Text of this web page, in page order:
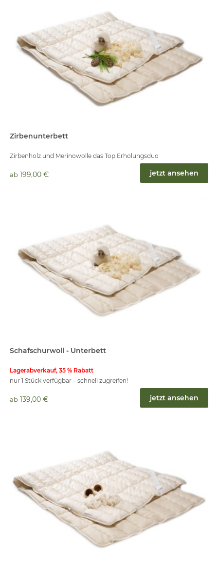
Zirbenunterbett
Zirbenholz und Merinowolle das Top Erholungsduo
ab 199,00 € jetzt ansehen
Schafschurwoll - Unterbett
Lagerabverkauf, 35 % Rabatt
nur 1 Stück verfügbar – schnell zugreifen!
ab 139,00 € jetzt ansehen